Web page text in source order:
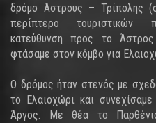
δρόμο Άστρους – Τρίπολης
περίπτερο τουριστικών
κατεύθυνση προς το
φτάσαμε στον κόμβο για
Ο δρόμος ήταν στενός με
το Ελαιοχώρι και
Άργος. Με θέα το